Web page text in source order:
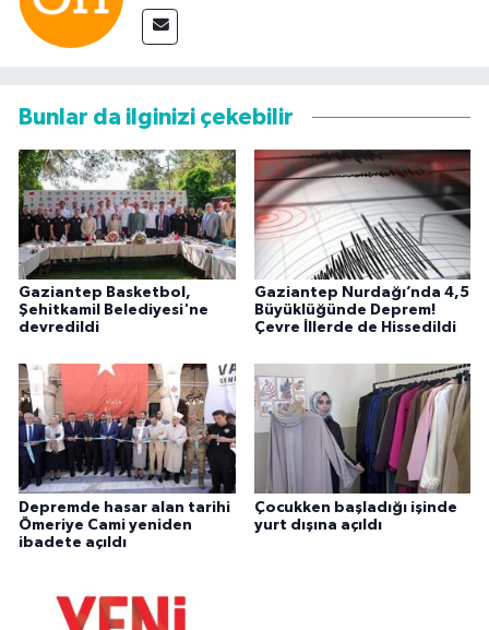
Bunlar da ilginizi çekebilir
Gaziantep Basketbol,
Şehitkamil Belediyesi'ne
devredildi
Gaziantep Nurdağı’nda 4,5
Büyüklüğünde Deprem!
Çevre İllerde de Hissedildi
Depremde hasar alan tarihi
Ömeriye Cami yeniden
ibadete açıldı
Çocukken başladığı işinde
yurt dışına açıldı